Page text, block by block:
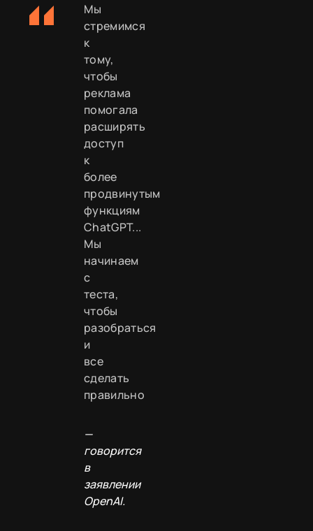
Мы
стремимся
к
тому,
чтобы
реклама
помогала
расширять
доступ
к
более
продвинутым
функциям
ChatGPT...
Мы
начинаем
с
теста,
чтобы
разобраться
и
все
сделать
правильно
—
говорится
в
заявлении
OpenAI.